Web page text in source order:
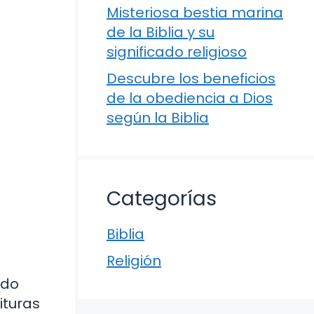
Misteriosa bestia marina
de la Biblia y su
significado religioso
Descubre los beneficios
de la obediencia a Dios
según la Biblia
Categorías
Biblia
Religión